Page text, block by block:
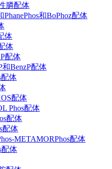
膦配体
PhanePhos和BoPhoz配体
体
体
配体
和BenzP配体
配体
配体
Phos配体
配体
配体
METAMORPhos配体
配体